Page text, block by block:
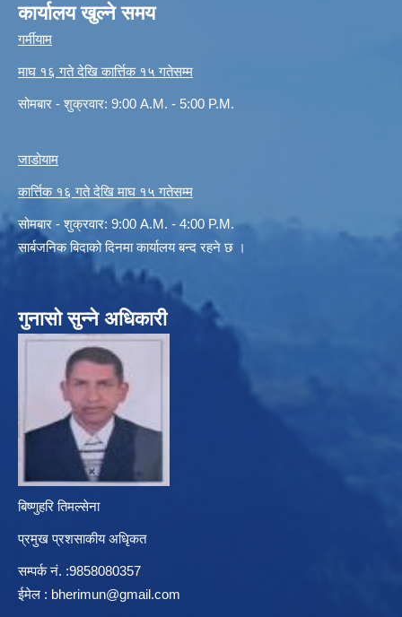
कार्यालय खुल्ने समय
गर्मीयाम
माघ १६ गते देखि कार्त्तिक १५ गतेसम्म
सोमबार - शुक्रवार: 9:00 A.M. - 5:00 P.M.
जाडोयाम
कार्त्तिक १६ गते देखि माघ १५ गतेसम्म
सोमबार - शुक्रवार: 9:00 A.M. - 4:00 P.M.
सार्बजनिक बिदाको दिनमा कार्यालय बन्द रहने छ ।
गुनासो सुन्ने अधिकारी
बिष्णुहरि तिमल्सेना
प्रमुख प्रशसाकीय अधिृकत
सम्पर्क न‌ं. :9858080357
ईमेल : bherimun@gmail.com